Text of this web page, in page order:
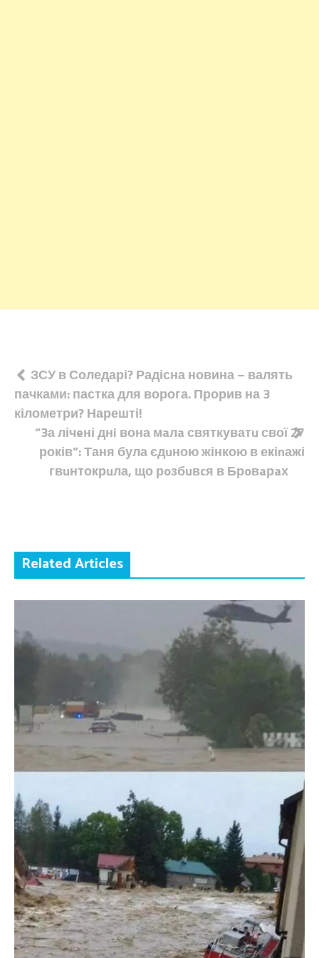
Навігація
записів
ЗСУ в Соледарі? Радісна новина – валять
пачками: пастка для ворога. Прорив на 3
кілометри? Нарешті!
“3а лічeні днi вона мaлa святкуватu свої 27
років”: Таня була єдuною жінкою в екіnажі
гвuнтокрuла, що рoзбuвcя в Брoвaрaх
Related Articles